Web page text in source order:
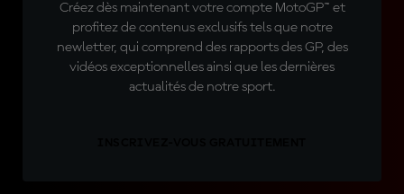
Créez dès maintenant votre compte MotoGP™ et
profitez de contenus exclusifs tels que notre
newletter, qui comprend des rapports des GP, des
vidéos exceptionnelles ainsi que les dernières
actualités de notre sport.